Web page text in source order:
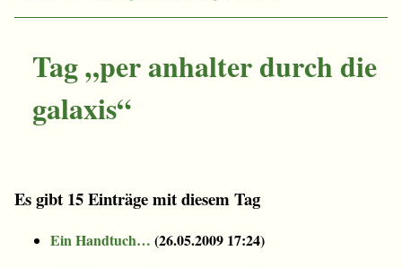
Tag „per anhalter durch die
galaxis“
Es gibt 15 Einträge mit diesem Tag
Ein Handtuch… (26.05.2009 17:24)